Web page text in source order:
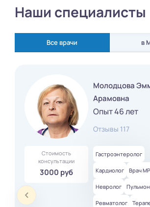
Наши специалисты
Все врачи в
Молодцова
Арамовна
Опыт 46 лет
Отзывы 117
Стоимость
консультации
3000 руб
Гастроэнтеролог
Кардиолог Врач
Невролог
Ревматолог